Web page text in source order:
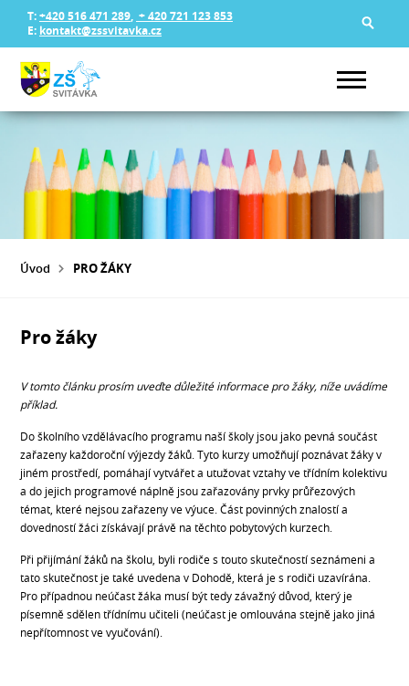
T:+420 516 471 289, + 420 721 123 853
E: kontakt@zssvitavka.cz
Úvod PRO ŽÁKY
Pro žáky
V tomto článku prosím uveďte důležité informace pro žáky, níže uvádíme
příklad.
Do školního vzdělávacího programu naší školy jsou jako pevná součást
zařazeny každoroční výjezdy žáků. Tyto kurzy umožňují poznávat žáky v
jiném prostředí, pomáhají vytvářet a utužovat vztahy ve třídním kolektivu
a do jejich programové náplně jsou zařazovány prvky průřezových
témat, které nejsou zařazeny ve výuce. Část povinných znalostí a
dovedností žáci získávají právě na těchto pobytových kurzech.
Při přijímání žáků na školu, byli rodiče s touto skutečností seznámeni a
tato skutečnost je také uvedena v Dohodě, která je s rodiči uzavírána.
Pro případnou neúčast žáka musí být tedy závažný důvod, který je
písemně sdělen třídnímu učiteli (neúčast je omlouvána stejně jako jiná
nepřítomnost ve vyučování).